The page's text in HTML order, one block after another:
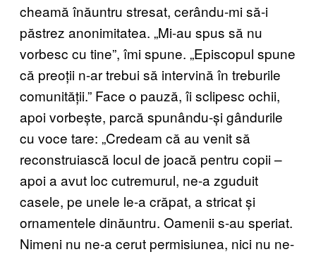
cheamă înăuntru stresat, cerându-mi să-i
păstrez anonimitatea. „Mi-au spus să nu
vorbesc cu tine”, îmi spune. „Episcopul spune
că preoții n-ar trebui să intervină în treburile
comunității.” Face o pauză, îi sclipesc ochii,
apoi vorbește, parcă spunându-și gândurile
cu voce tare: „Credeam că au venit să
reconstruiască locul de joacă pentru copii –
apoi a avut loc cutremurul, ne-a zguduit
casele, pe unele le-a crăpat, a stricat și
ornamentele dinăuntru. Oamenii s-au speriat.
Nimeni nu ne-a cerut permisiunea, nici nu ne-